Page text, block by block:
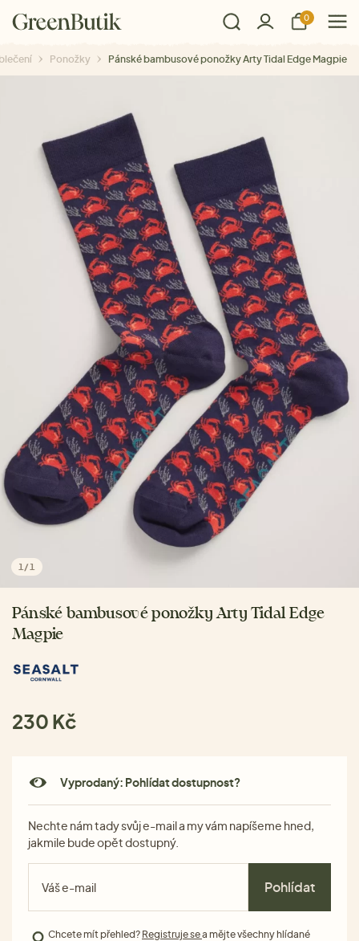
0
Ponožky Pánské bambusové ponožky Arty Tidal Edge Magpie
1 / 1
Pánské bambusové ponožky Arty Tidal Edge
Magpie
230 Kč
Vyprodaný: Pohlídat dostupnost?
Nechte nám tady svůj e-mail a my vám napíšeme hned,
jakmile bude opět dostupný.
Pohlídat
Chcete mít přehled? Registruje sea mějte všechny hlídané